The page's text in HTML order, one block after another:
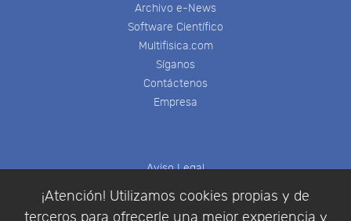
¡Atención! Utilizamos cookies propias y de
terceros para ofrecerle una mejor experiencia y
Archivo e-News
Software Científico
Multifisica.com
Síganos
Contáctenos
Empresa
Aviso Legal